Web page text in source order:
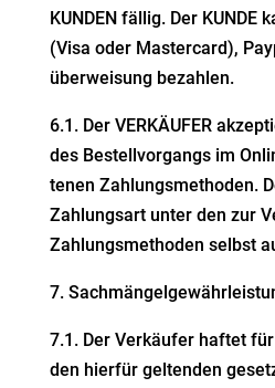
KUNDEN fällig. Der KUNDE
(Visa oder Mastercard),
über­weisung bezahlen.
6.1. Der VERKÄUFER
des Bestell­vor­gangs im
tenen Zahlungs­me­thoden.
Zahlungsart unter den zur
Zahlungs­me­thoden selbst
7.
7.1. Der Verkäufer haftet
den hierfür geltenden